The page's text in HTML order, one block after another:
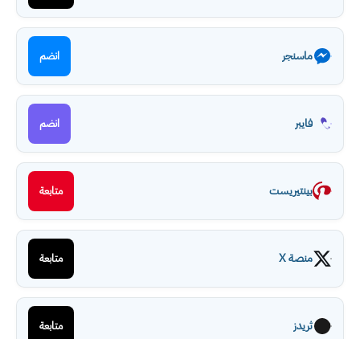
ماسنجر انضم
فايبر انضم
بينتيريست متابعة
منصة X متابعة
ثريدز متابعة